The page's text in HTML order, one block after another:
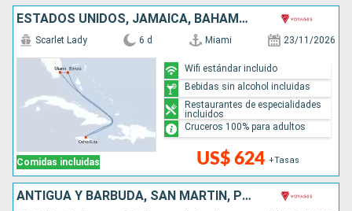
ESTADOS UNIDOS, JAMAICA, BAHAMAS
Comidas incluidas
Scarlet Lady 6 d Miami 23/11/2026
US$ 624 +Tasas
Wifi estándar incluido
Bebidas sin alcohol incluidas
Restaurantes de especialidades
incluidos
Cruceros 100% para adultos
ANTIGUA Y BARBUDA, SAN MARTÍN, PUERTO RICO